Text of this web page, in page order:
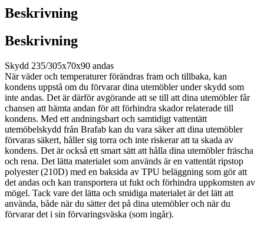
andas
Beskrivning
Beskrivning
Skydd 235/305x70x90 andas
När väder och temperaturer förändras fram och tillbaka, kan
kondens uppstå om du förvarar dina utemöbler under skydd som
inte andas. Det är därför avgörande att se till att dina utemöbler får
chansen att hämta andan för att förhindra skador relaterade till
kondens. Med ett andningsbart och samtidigt vattentätt
utemöbelskydd från Brafab kan du vara säker att dina utemöbler
förvaras säkert, håller sig torra och inte riskerar att ta skada av
kondens. Det är också ett smart sätt att hålla dina utemöbler fräscha
och rena. Det lätta materialet som används är en vattentät ripstop
polyester (210D) med en baksida av TPU beläggning som gör att
det andas och kan transportera ut fukt och förhindra uppkomsten av
mögel. Tack vare det lätta och smidiga materialet är det lätt att
använda, både när du sätter det på dina utemöbler och när du
förvarar det i sin förvaringsväska (som ingår).